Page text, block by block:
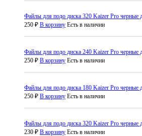
Файлы для подо диска 320 Kaizer Pro
250 ₽ В корзину Есть в наличии
Файлы для подо диска 240 Kaizer Pro
250 ₽ В корзину Есть в наличии
Файлы для подо диска 180 Kaizer Pro
250 ₽ В корзину Есть в наличии
Файлы для подо диска 320 Kaizer Pro
230 ₽ В корзину Есть в наличии